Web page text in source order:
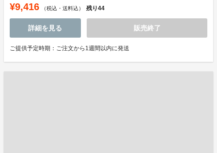
¥9,416 （税込・送料込） 残り44
詳細を見る 販売終了
ご提供予定時期：ご注文から1週間以内に発送